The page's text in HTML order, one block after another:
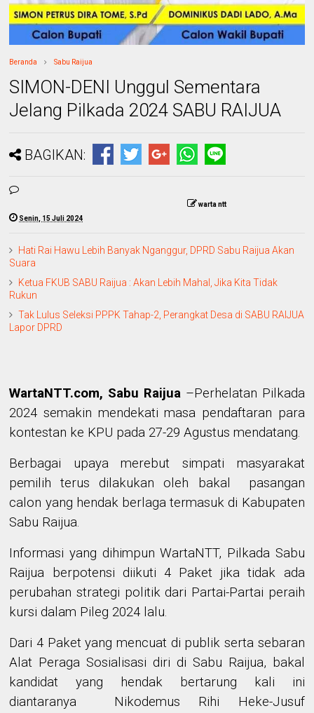
Beranda Sabu Raijua
SIMON-DENI Unggul Sementara
Jelang Pilkada 2024 SABU RAIJUA
BAGIKAN:
warta ntt
Senin, 15 Juli 2024
Hati Rai Hawu Lebih Banyak Nganggur, DPRD Sabu Raijua Akan
Suara
Ketua FKUB SABU Raijua : Akan Lebih Mahal, Jika Kita Tidak
Rukun
Tak Lulus Seleksi PPPK Tahap-2, Perangkat Desa di SABU RAIJUA
Lapor DPRD
WartaNTT.com, Sabu Raijua –Perhelatan Pilkada
2024 semakin mendekati masa pendaftaran para
kontestan ke KPU pada 27-29 Agustus mendatang.
Berbagai upaya merebut simpati masyarakat
pemilih terus dilakukan oleh bakal
pasangan
calon yang hendak berlaga termasuk di Kabupaten
Sabu Raijua.
Informasi yang dihimpun WartaNTT, Pilkada Sabu
Raijua berpotensi diikuti 4 Paket jika tidak ada
perubahan strategi politik dari Partai-Partai peraih
kursi dalam Pileg 2024 lalu.
Dari 4 Paket yang mencuat di publik serta sebaran
Alat Peraga Sosialisasi diri di Sabu Raijua, bakal
kandidat yang hendak bertarung kali ini
diantaranya
Nikodemus Rihi Heke-Jusuf